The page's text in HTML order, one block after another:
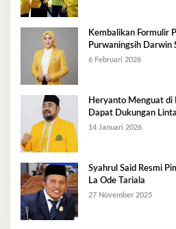
Kembalikan Formulir
Purwaningsih Darwin
Golkar Mubar
6 Februari 2026
Heryanto Menguat di
Dapat Dukungan
14 Januari 2026
Syahrul Said Resmi
La Ode Tariala
27 November 2025